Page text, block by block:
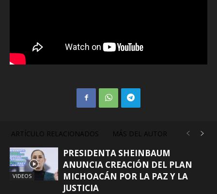
ARTÍCULO RELACIONADOS MÁS DEL AUTOR
VIDEOS
PRESIDENTA SHEINBAUM
ANUNCIA CREACIÓN DEL PLAN
MICHOACÁN POR LA PAZ Y LA
JUSTICIA